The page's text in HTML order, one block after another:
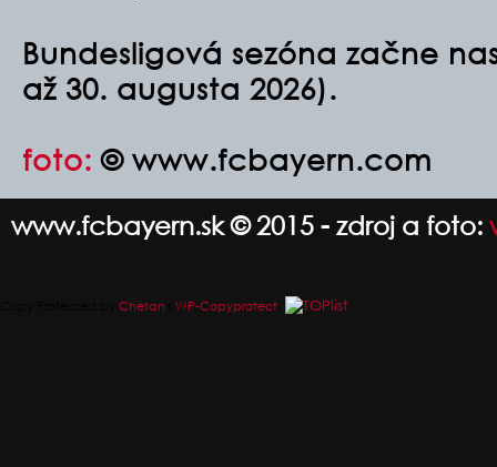
Bundesligová sezóna začne
až 30. augusta 2026).
foto: © www.fcbayern.com
www.fcbayern.sk © 2015 - zdroj a foto:
Chetan WP-Copyprotect